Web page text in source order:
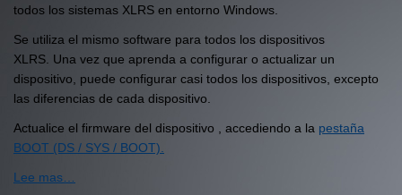
todos los sistemas XLRS en entorno Windows.
Se utiliza el mismo software para todos los dispositivos
XLRS. Una vez que aprenda a configurar o actualizar un
dispositivo, puede configurar casi todos los dispositivos, excepto
las diferencias de cada dispositivo.
Actualice el firmware del dispositivo , accediendo a la pestaña
BOOT (DS / SYS / BOOT).
Lee mas…